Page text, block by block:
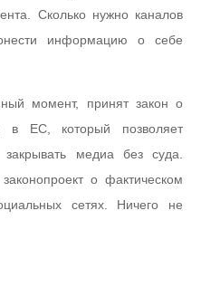
Сколько нужно каналов
информацию о себе
момент, принят закон о
в ЕС, который позволяет
закрывать медиа без суда.
о фактическом
сетях. Ничего не